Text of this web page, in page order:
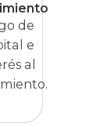
de
e
al